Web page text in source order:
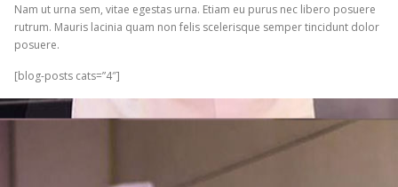
Nam ut urna sem, vitae egestas urna. Etiam eu purus nec libero posuere
rutrum. Mauris lacinia quam non felis scelerisque semper tincidunt dolor
posuere.
[blog-posts cats=”4″]